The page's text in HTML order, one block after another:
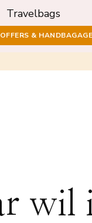
Travelbags
& HANDBAGAGE
wil